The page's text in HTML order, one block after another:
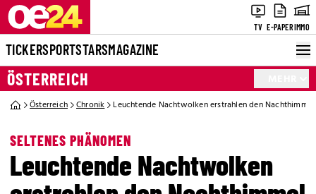
TV E-PAPERIMMO
TICKERSPORTSTARSMAGAZINE
ÖSTERREICH
Österreich Chronik Leuchtende Nachtwolken erstrahlen den Nachthimmel
SELTENES PHÄNOMEN
Leuchtende Nachtwolken